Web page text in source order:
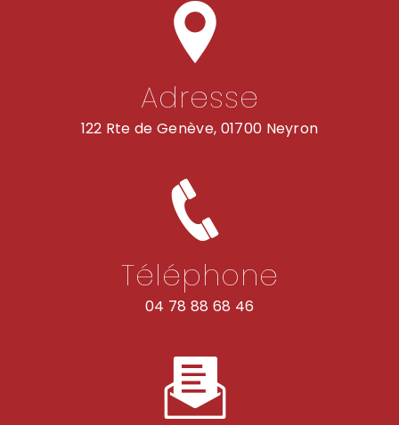
Adresse
122 Rte de Genève, 01700 Neyron
Téléphone
04 78 88 68 46